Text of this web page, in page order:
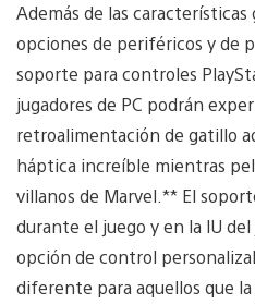
Además de las
opciones de periféricos y de
soporte para controles
jugadores de PC podrán
retroalimentación de gatillo
háptica increíble mientras
villanos de Marvel.** El
durante el juego y en la IU
opción de control
diferente para aquellos que